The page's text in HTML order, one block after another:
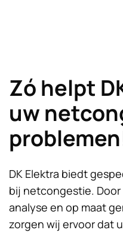
Zó helpt
uw
DK Elektra biedt
bij netcongestie.
analyse en op maat
zorgen wij ervoor dat